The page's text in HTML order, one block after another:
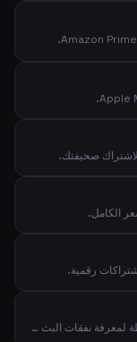
لاشتراك صحيفتك.
رقمية.
احسب تكاليف اشتراك Disney+ حسب نوع الخطة لمعرفة نفقات البث الشهرية والسنوية واليومية.